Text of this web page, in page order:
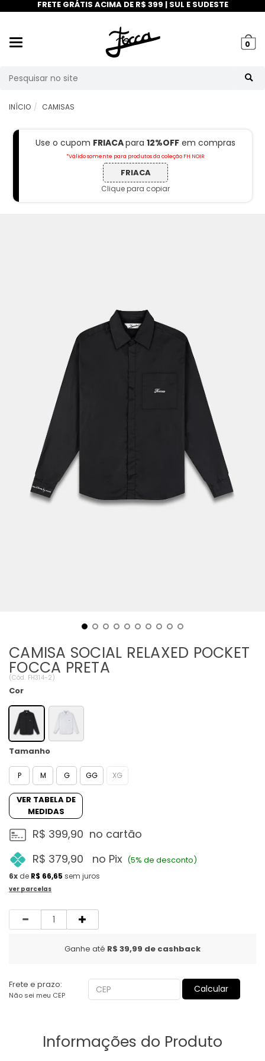
FRETE GRÁTIS ACIMA DE R$ 399 | SUL E SUDESTE
0
INÍCIO CAMISAS
Use o cupom FRIACApara 12%OFF em compras
*Válido somente para produtos da coleção FH NOIR
FRIACA
Clique para copiar
CAMISA SOCIAL RELAXED POCKET
FOCCA PRETA
(Cód. FH314-2 )
Cor
Tamanho
P M G GG XG
VER TABELA DE
MEDIDAS
R$ 399,90 no cartão
R$ 379,90
no Pix (5% de desconto)
6x de R$ 66,65 sem juros
ver parcelas
Quantidade
Ganhe até R$ 39,99 de cashback
Frete e prazo:
Não sei meu CEP
Calcular
Informações do Produto